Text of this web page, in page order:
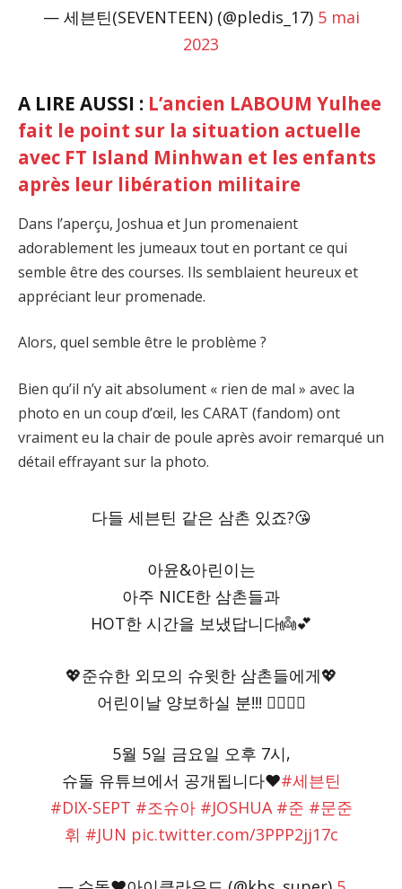
— 세븐틴(SEVENTEEN) (@pledis_17) 5 mai
2023
A LIRE AUSSI : L’ancien LABOUM Yulhee
fait le point sur la situation actuelle
avec FT Island Minhwan et les enfants
après leur libération militaire
Dans l’aperçu, Joshua et Jun promenaient
adorablement les jumeaux tout en portant ce qui
semble être des courses. Ils semblaient heureux et
appréciant leur promenade.
Alors, quel semble être le problème ?
Bien qu’il n’y ait absolument « rien de mal » avec la
photo en un coup d’œil, les CARAT (fandom) ont
vraiment eu la chair de poule après avoir remarqué un
détail effrayant sur la photo.
다들 세븐틴 같은 삼촌 있죠?😘
아윤&아린이는
아주 NICE한 삼촌들과
HOT한 시간을 보냈답니다👼💕
💖준슈한 외모의 슈윗한 삼촌들에게💖
어린이날 양보하실 분!!! 🙋‍♀️🙋‍♂️
5월 5일 금요일 오후 7시,
슈돌 유튜브에서 공개됩니다❤#세븐틴
#DIX-SEPT #조슈아 #JOSHUA #준 #문준
휘 #JUN pic.twitter.com/3PPP2jj17c